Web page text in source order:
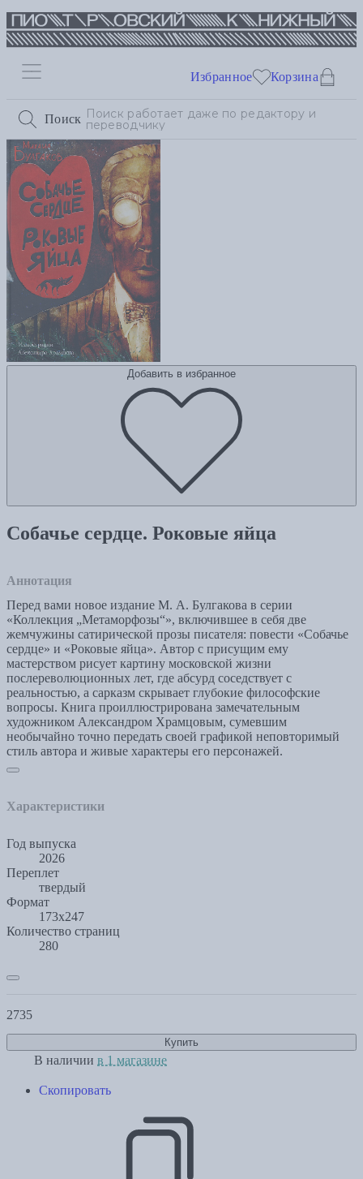
Поиск
Избранное Корзина
Добавить в избранное
Собачье сердце. Роковые яйца
Аннотация
Перед вами новое издание М. А. Булгакова в серии
«Коллекция „Метаморфозы“», включившее в себя две
жемчужины сатирической прозы писателя: повести «Собачье
сердце» и «Роковые яйца». Автор с присущим ему
мастерством рисует картину московской жизни
послереволюционных лет, где абсурд соседствует с
реальностью, а сарказм скрывает глубокие философские
вопросы. Книга проиллюстрирована замечательным
художником Александром Храмцовым, сумевшим
необычайно точно передать своей графикой неповторимый
стиль автора и живые характеры его персонажей.
Характеристики
Год выпуска
2026
Переплет
твердый
Формат
173х247
Количество страниц
280
2735
Купить
В наличии в 1 магазине
Скопировать